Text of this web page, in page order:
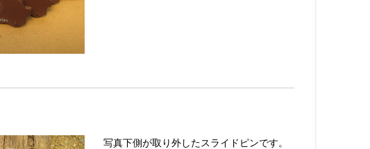
写真下側が取り外したスライドピンです。